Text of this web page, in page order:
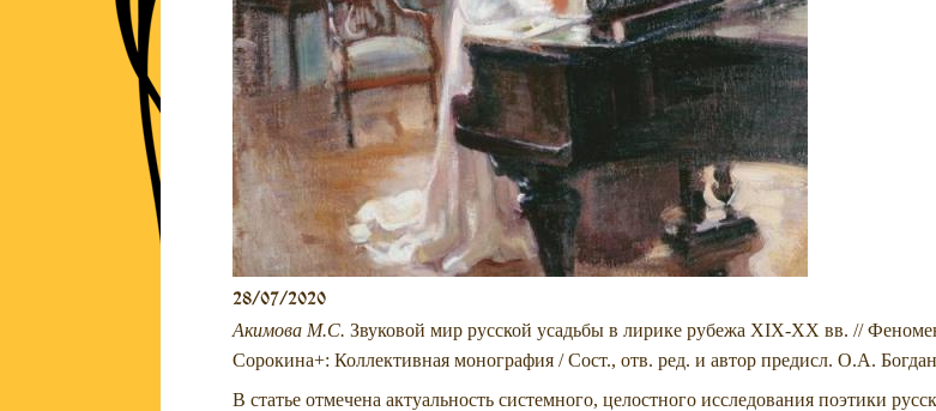
28/07/2020
Акимова М.С. Звуковой мир русской усадьбы в лирике рубежа XIX-XX вв. //
Сорокина+: Коллективная монография / Сост., отв. ред. и автор предисл. О.А.
В статье отмечена актуальность системного, целостного исследования поэтики